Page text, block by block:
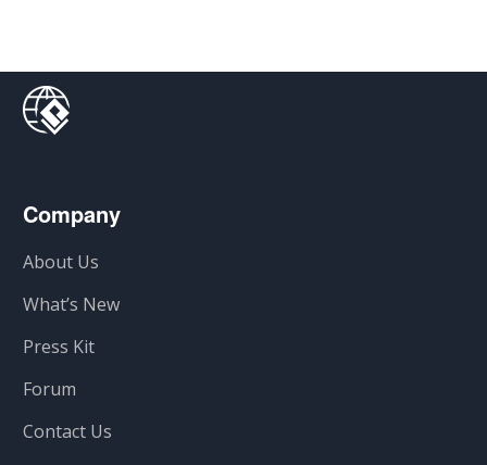
Company
About Us
What’s New
Press Kit
Forum
Contact Us